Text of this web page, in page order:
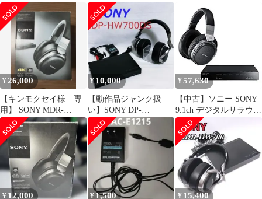
ンMDR-HW700DS パッ
ド劣化
パッド 黒A⑤135
ム MDR-HW700DS
¥ 26,000
【キンモクセイ様 専
用】 SONY MDR-
HW700DS ワイヤレス
ヘッドホン
¥ 10,000
【動作品ジャンク扱
い】SONY DP-
HW700DS ワイヤレス
ヘッドホン
¥ 57,630
【中古】ソニー SONY
9.1ch デジタルサラウン
ドヘッドホンシステム
密閉型 MDR-HW700DS
rdzdsi3
¥ 12,000 ¥ 1,500 ¥ 15,400